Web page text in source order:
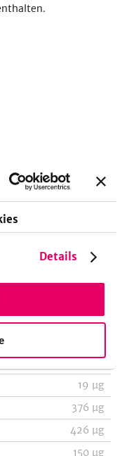
Details
µg
1740 µg
19 µg
19 µg
376 µg
426 µg
150 µg